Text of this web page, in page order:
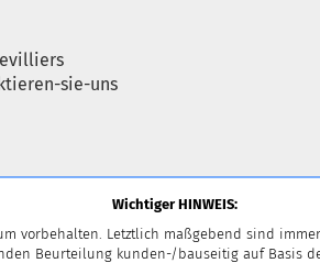
sie-uns
die Homepage zu diesem Artikel.
Wichtiger HINWEIS:
vorbehalten. Letztlich maßgebend sind
Beurteilung kunden-/bauseitig auf Basis